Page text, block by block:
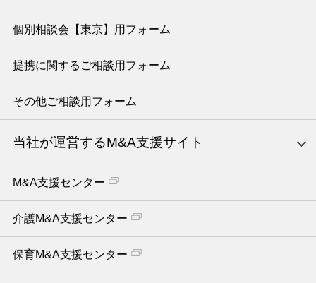
個別相談会【東京】用フォーム
提携に関するご相談用フォーム
その他ご相談用フォーム
当社が運営するM&A支援サイト
M&A支援センター
介護M&A支援センター
保育M&A支援センター